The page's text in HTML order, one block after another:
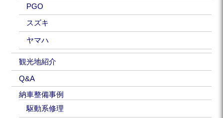
PGO
スズキ
ヤマハ
観光地紹介
Q&A
納車整備事例
駆動系修理